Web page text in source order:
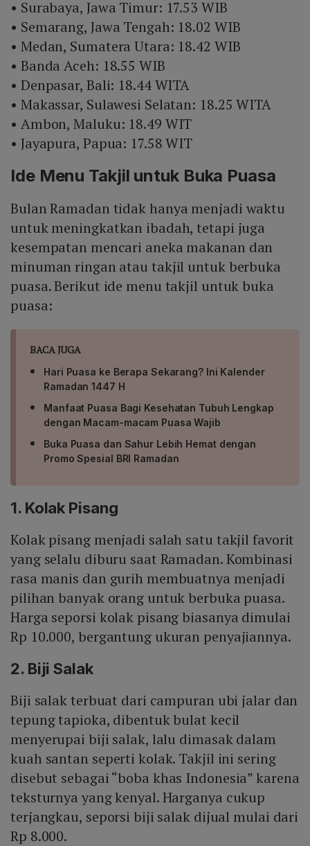
• Surabaya, Jawa Timur: 17.53 WIB
• Semarang, Jawa Tengah: 18.02 WIB
• Medan, Sumatera Utara: 18.42 WIB
• Banda Aceh: 18.55 WIB
• Denpasar, Bali: 18.44 WITA
• Makassar, Sulawesi Selatan: 18.25 WITA
• Ambon, Maluku: 18.49 WIT
• Jayapura, Papua: 17.58 WIT
Ide Menu Takjil untuk Buka Puasa
Bulan Ramadan tidak hanya menjadi waktu
untuk meningkatkan ibadah, tetapi juga
kesempatan mencari aneka makanan dan
minuman ringan atau takjil untuk berbuka
puasa. Berikut ide menu takjil untuk buka
puasa:
BACA JUGA
Hari Puasa ke Berapa Sekarang? Ini Kalender
Ramadan 1447 H
Manfaat Puasa Bagi Kesehatan Tubuh Lengkap
dengan Macam-macam Puasa Wajib
Buka Puasa dan Sahur Lebih Hemat dengan
Promo Spesial BRI Ramadan
1. Kolak Pisang
Kolak pisang menjadi salah satu takjil favorit
yang selalu diburu saat Ramadan. Kombinasi
rasa manis dan gurih membuatnya menjadi
pilihan banyak orang untuk berbuka puasa.
Harga seporsi kolak pisang biasanya dimulai
Rp 10.000, bergantung ukuran penyajiannya.
2. Biji Salak
Biji salak terbuat dari campuran ubi jalar dan
tepung tapioka, dibentuk bulat kecil
menyerupai biji salak, lalu dimasak dalam
kuah santan seperti kolak. Takjil ini sering
disebut sebagai “boba khas Indonesia” karena
teksturnya yang kenyal. Harganya cukup
terjangkau, seporsi biji salak dijual mulai dari
Rp 8.000.